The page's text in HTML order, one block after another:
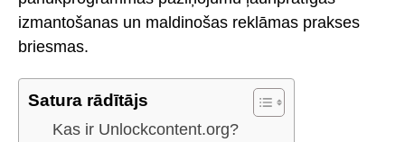
izmantošanas un maldinošas reklāmas prakses
briesmas.
Satura rādītājs
Kas ir Unlockcontent.org?